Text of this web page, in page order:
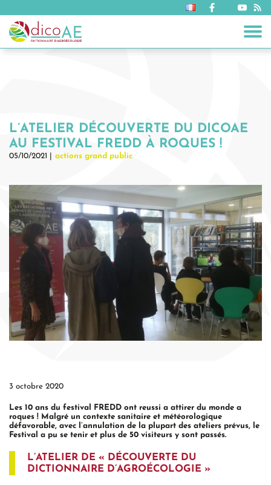
L’ATELIER DÉCOUVERTE DU DICOAE
AU FESTIVAL FREDD À ROQUES !
05/10/2021 | actions grand public
3 octobre 2020
Les 10 ans du festival FREDD ont reussi a attirer du monde a
roques ! Malgré un contexte sanitaire et météorologique
défavorable, avec l’annulation de la plupart des ateliers prévus, le
Festival a pu se tenir et plus de 50 visiteurs y sont passés.
L’ATELIER DE « DÉCOUVERTE DU
DICTIONNAIRE D’AGROÉCOLOGIE »